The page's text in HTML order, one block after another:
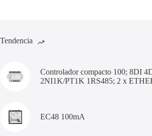
Tendencia
Controlador compacto 100; 8DI
2NI1K/PT1K 1RS485; 2 x
EC48 100mA